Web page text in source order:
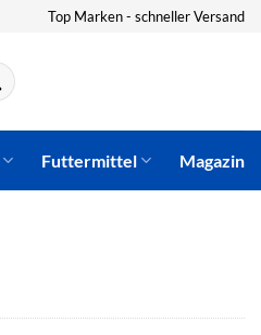
Top Marken - schneller Versand
Futtermittel Magazin